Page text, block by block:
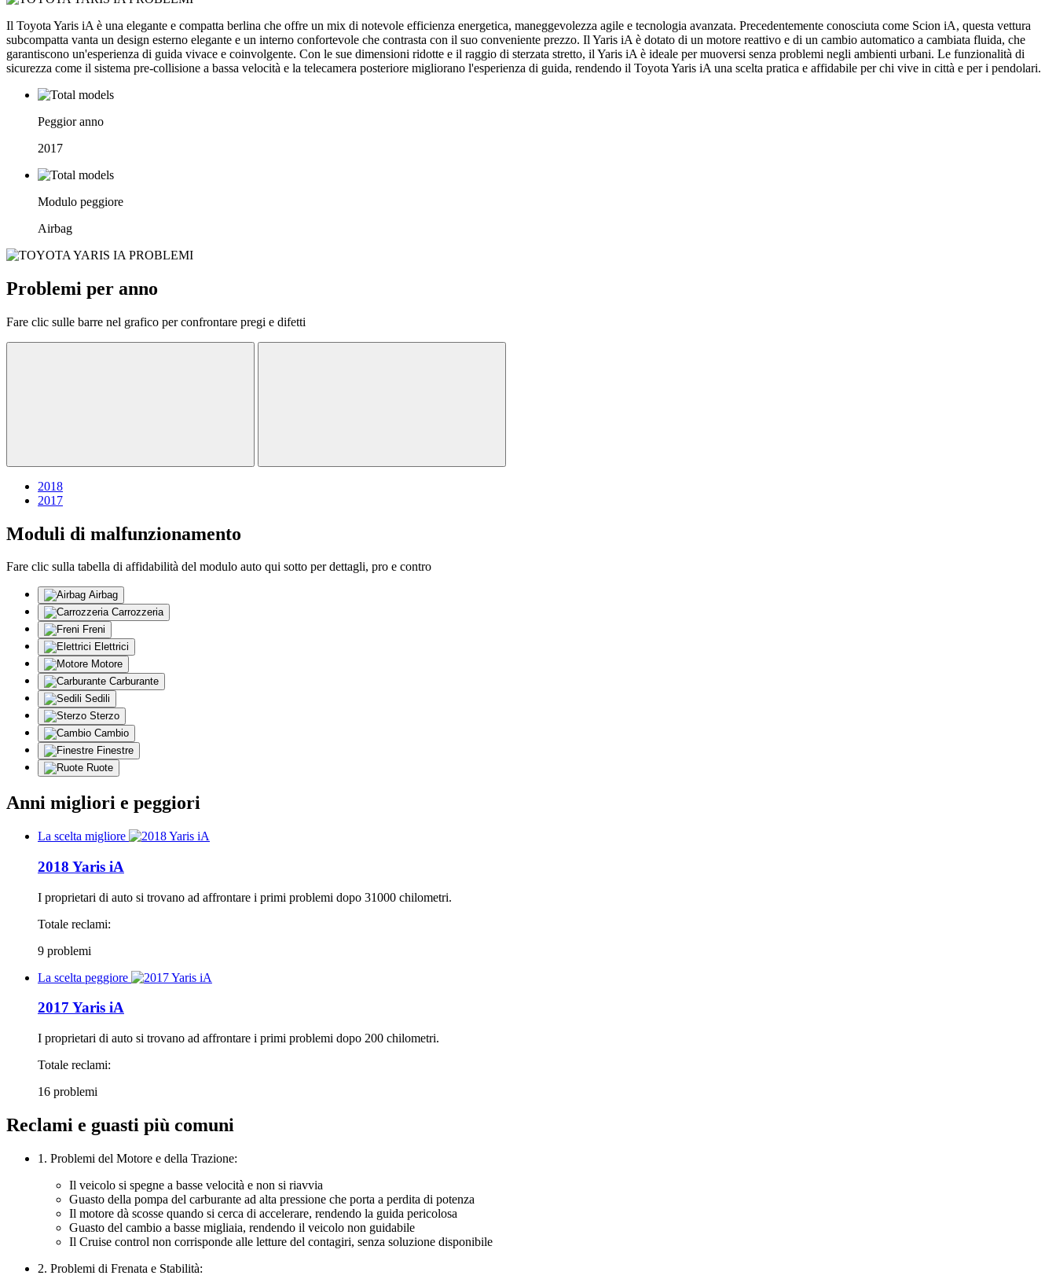
Il Toyota Yaris iA è una elegante e compatta berlina che offre un mix di notevole efficienza energetica, maneggevolezza agile e tecnologia avanzata. Precedentemente conosciuta come Scion iA, questa vettura
subcompatta vanta un design esterno elegante e un interno confortevole che contrasta con il suo conveniente prezzo. Il Yaris iA è dotato di un motore reattivo e di un cambio automatico a cambiata fluida, che
garantiscono un'esperienza di guida vivace e coinvolgente. Con le sue dimensioni ridotte e il raggio di sterzata stretto, il Yaris iA è ideale per muoversi senza problemi negli ambienti urbani. Le funzionalità di
sicurezza come il sistema pre-collisione a bassa velocità e la telecamera posteriore migliorano l'esperienza di guida, rendendo il Toyota Yaris iA una scelta pratica e affidabile per chi vive in città e per i pendolari.
Peggior anno
2017
Modulo peggiore
Airbag
Problemi per anno
Fare clic sulle barre nel grafico per confrontare pregi e difetti
2018
2017
Moduli di malfunzionamento
Fare clic sulla tabella di affidabilità del modulo auto qui sotto per dettagli, pro e contro
Airbag
Carrozzeria
Freni
Elettrici
Motore
Carburante
Sedili
Sterzo
Cambio
Finestre
Ruote
Anni migliori e peggiori
La scelta migliore
2018 Yaris iA
I proprietari di auto si trovano ad affrontare i primi problemi dopo 31000 chilometri.
Totale reclami:
9 problemi
La scelta peggiore
2017 Yaris iA
I proprietari di auto si trovano ad affrontare i primi problemi dopo 200 chilometri.
Totale reclami:
16 problemi
Reclami e guasti più comuni
1. Problemi del Motore e della Trazione:
Il veicolo si spegne a basse velocità e non si riavvia
Guasto della pompa del carburante ad alta pressione che porta a perdita di potenza
Il motore dà scosse quando si cerca di accelerare, rendendo la guida pericolosa
Guasto del cambio a basse migliaia, rendendo il veicolo non guidabile
Il Cruise control non corrisponde alle letture del contagiri, senza soluzione disponibile
2. Problemi di Frenata e Stabilità: